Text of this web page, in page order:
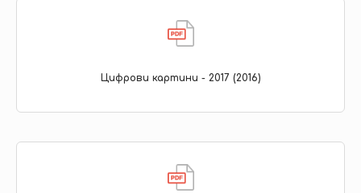
Цифрови картини - 2017 (2016)